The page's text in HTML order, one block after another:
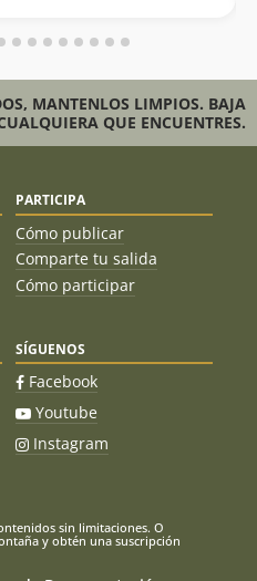
MANTENLOS LIMPIOS. BAJA
QUE ENCUENTRES.
PARTICIPA
Cómo publicar
Comparte tu salida
Cómo participar
SÍGUENOS
Facebook
Youtube
Instagram
sin limitaciones. O
y obtén una suscripción